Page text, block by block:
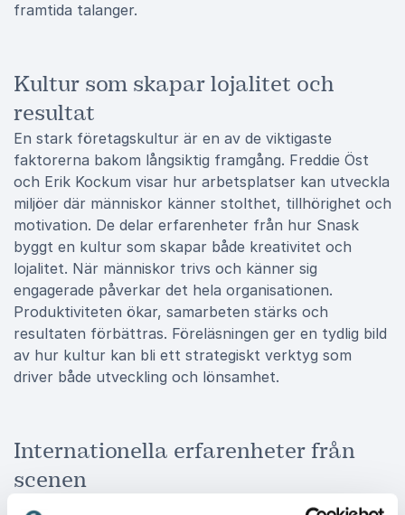
framtida talanger.
Kultur som skapar lojalitet och
resultat
En stark företagskultur är en av de viktigaste
faktorerna bakom långsiktig framgång. Freddie Öst
och Erik Kockum visar hur arbetsplatser kan utveckla
miljöer där människor känner stolthet, tillhörighet och
motivation. De delar erfarenheter från hur Snask
byggt en kultur som skapar både kreativitet och
lojalitet. När människor trivs och känner sig
engagerade påverkar det hela organisationen.
Produktiviteten ökar, samarbeten stärks och
resultaten förbättras. Föreläsningen ger en tydlig bild
av hur kultur kan bli ett strategiskt verktyg som
driver både utveckling och lönsamhet.
Internationella erfarenheter från
scenen
Freddie Öst och Erik Kockum har föreläst i över 35